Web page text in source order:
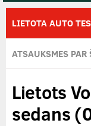
LIETOTA AUTO
ATSAUKSMES PAR
Lietots
sedans